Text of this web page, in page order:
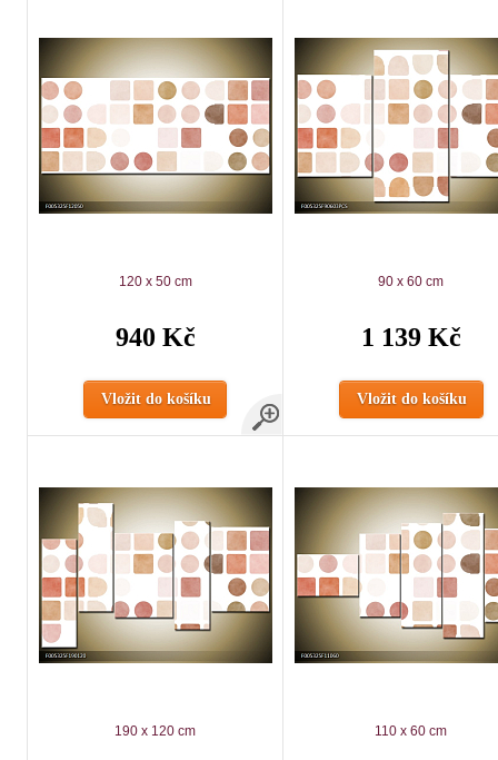
120 x 50 cm
940 Kč
Vložit do košíku
90 x 60 cm
1 139 Kč
Vložit do košíku
190 x 120 cm 110 x 60 cm